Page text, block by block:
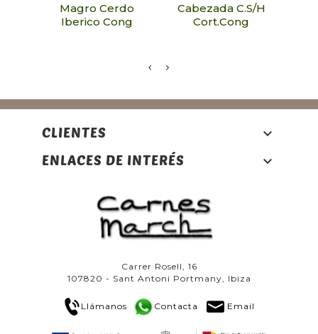
Magro Cerdo
Iberico Cong
Cabezada C.S/H
Cort.Cong
CLIENTES

ENLACES DE INTERÉS

Carrer Rosell, 16
107820 - Sant Antoni Portmany, Ibiza
Llámanos Contacta Email